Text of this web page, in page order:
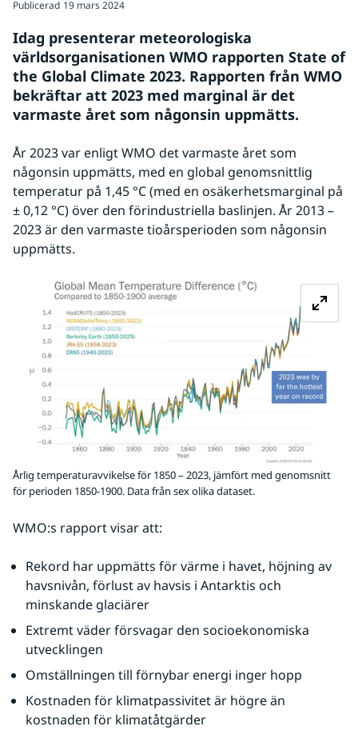
Publicerad 19 mars 2024
Idag presenterar meteorologiska
världsorganisationen WMO rapporten State of
the Global Climate 2023. Rapporten från WMO
bekräftar att 2023 med marginal är det
varmaste året som någonsin uppmätts.
År 2023 var enligt WMO det varmaste året som
någonsin uppmätts, med en global genomsnittlig
temperatur på 1,45 °C (med en osäkerhetsmarginal på
± 0,12 °C) över den förindustriella baslinjen. År 2013 –
2023 är den varmaste tioårsperioden som någonsin
uppmätts.
Årlig temperaturavvikelse för 1850 – 2023, jämfört med genomsnitt
för perioden 1850-1900. Data från sex olika dataset.
WMO:s rapport visar att:
Rekord har uppmätts för värme i havet, höjning av
havsnivån, förlust av havsis i Antarktis och
minskande glaciärer
Extremt väder försvagar den socioekonomiska
utvecklingen
Omställningen till förnybar energi inger hopp
Kostnaden för klimatpassivitet är högre än
kostnaden för klimatåtgärder